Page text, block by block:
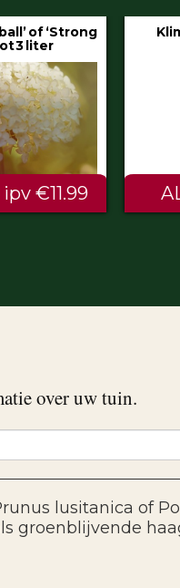
1.5 liter
€2.50
over uw tuin.
lusitanica of
groenblijvende